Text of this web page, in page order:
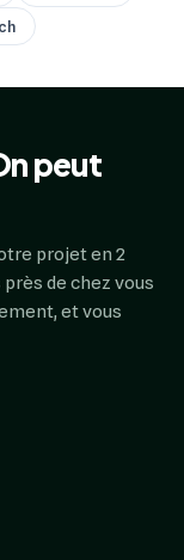
peut
projet en 2
de chez vous
et vous